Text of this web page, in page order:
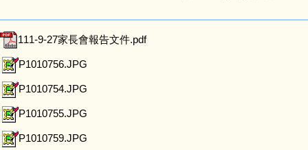
111-9-27家長會報告文件.pdf
P1010756.JPG
P1010754.JPG
P1010755.JPG
P1010759.JPG